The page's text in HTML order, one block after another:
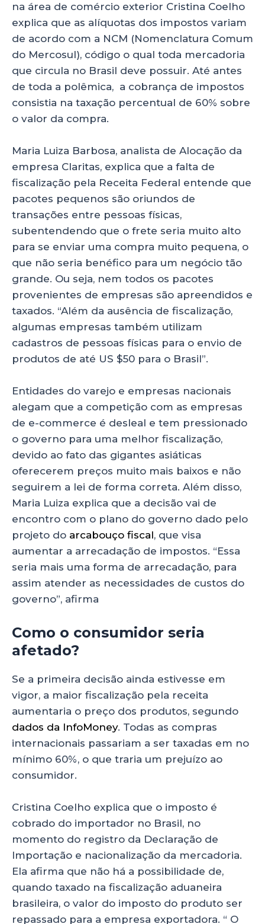
na área de comércio exterior Cristina Coelho
explica que as alíquotas dos impostos variam
de acordo com a NCM (Nomenclatura Comum
do Mercosul), código o qual toda mercadoria
que circula no Brasil deve possuir. Até antes
de toda a polêmica, a cobrança de impostos
consistia na taxação percentual de 60% sobre
o valor da compra.
Maria Luiza Barbosa, analista de Alocação da
empresa Claritas, explica que a falta de
fiscalização pela Receita Federal entende que
pacotes pequenos são oriundos de
transações entre pessoas físicas,
subentendendo que o frete seria muito alto
para se enviar uma compra muito pequena, o
que não seria benéfico para um negócio tão
grande. Ou seja, nem todos os pacotes
provenientes de empresas são apreendidos e
taxados. “Além da ausência de fiscalização,
algumas empresas também utilizam
cadastros de pessoas físicas para o envio de
produtos de até US $50 para o Brasil”.
Entidades do varejo e empresas nacionais
alegam que a competição com as empresas
de e-commerce é desleal e tem pressionado
o governo para uma melhor fiscalização,
devido ao fato das gigantes asiáticas
oferecerem preços muito mais baixos e não
seguirem a lei de forma correta. Além disso,
Maria Luiza explica que a decisão vai de
encontro com o plano do governo dado pelo
projeto do arcabouço fiscal, que visa
aumentar a arrecadação de impostos. “Essa
seria mais uma forma de arrecadação, para
assim atender as necessidades de custos do
governo”, afirma
Como o consumidor seria
afetado?
Se a primeira decisão ainda estivesse em
vigor, a maior fiscalização pela receita
aumentaria o preço dos produtos, segundo
dados da InfoMoney. Todas as compras
internacionais passariam a ser taxadas em no
mínimo 60%, o que traria um prejuízo ao
consumidor.
Cristina Coelho explica que o imposto é
cobrado do importador no Brasil, no
momento do registro da Declaração de
Importação e nacionalização da mercadoria.
Ela afirma que não há a possibilidade de,
quando taxado na fiscalização aduaneira
brasileira, o valor do imposto do produto ser
repassado para a empresa exportadora. “ O